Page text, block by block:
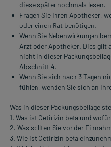
diese später nochmals lesen.
Fragen Sie Ihren Apotheker,
oder einen Rat benötigen.
Wenn Sie Nebenwirkungen
Arzt oder Apotheker. Dies gilt
nicht in dieser
Abschnitt 4.
Wenn Sie sich nach 3 Tagen
fühlen, wenden Sie sich an
Was in dieser Packungsbeilage
1. Was ist Cetirizin beta und
2. Was sollten Sie vor der
3. Wie ist Cetirizin beta